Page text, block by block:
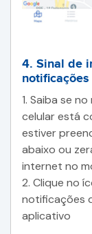
4. Sinal de
1. Saiba se
celular está
estiver
abaixo ou
internet no
2. Clique no
notificações
aplicativo